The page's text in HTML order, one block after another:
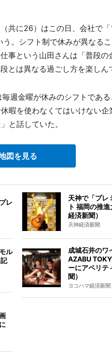
共に26）はこの日、会社で
。シフト制で休みが異なる
事という山田さんは「普段
とは異なる過ごし方を楽しん
週金曜が休みのシフトであ
暇を使わなくてはいけない
と話していた。
図を見る
レ
天神で「プレ
ト 福岡の推
経済新聞）
天神経済新聞
ル
成城石井のワ
AZABU
ーにアペリテ
聞）
ヨコハマ経済新聞